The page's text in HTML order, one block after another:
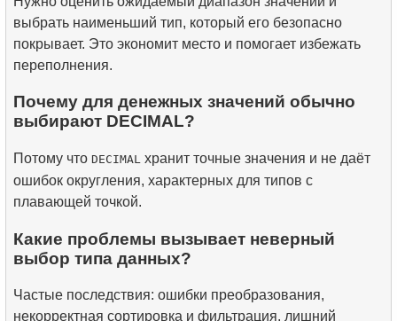
выбрать наименьший тип, который его безопасно
покрывает. Это экономит место и помогает избежать
переполнения.
Почему для денежных значений обычно
выбирают DECIMAL?
Потому что DECIMAL хранит точные значения и не даёт
ошибок округления, характерных для типов с
плавающей точкой.
Какие проблемы вызывает неверный
выбор типа данных?
Частые последствия: ошибки преобразования,
некорректная сортировка и фильтрация, лишний